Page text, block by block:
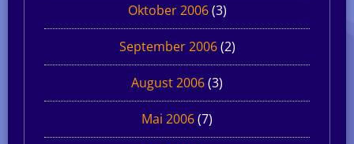
Oktober 2006(3)
September 2006(2)
August 2006(3)
Mai 2006(7)